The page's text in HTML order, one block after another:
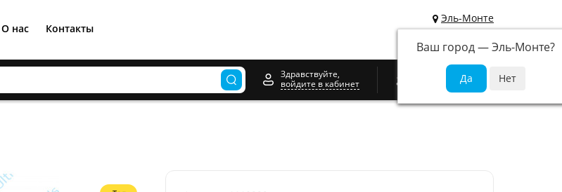
Эль-Монте
Ваш город —Эль-Монте?
О нас Контакты
Здравствуйте,
войдите в кабинет
0